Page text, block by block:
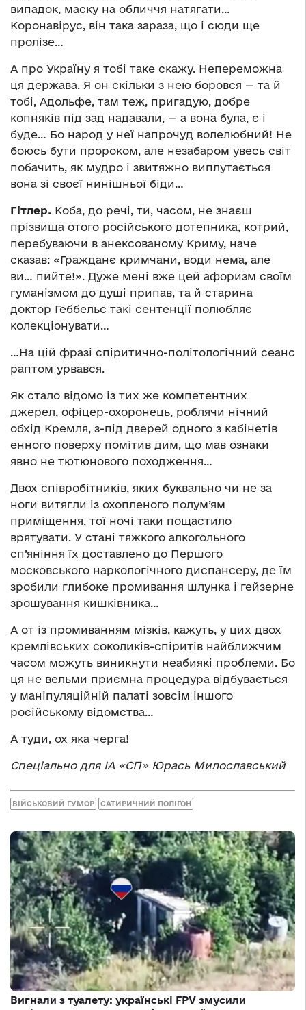
випадок, маску на обличчя натягати…
Коронавірус, він така зараза, що і сюди ще
пролізе…
А про Україну я тобі таке скажу. Непереможна
ця держава. Я он скільки з нею боровся — та й
тобі, Адольфе, там теж, пригадую, добре
копняків під зад надавали, — а вона була, є і
буде… Бо народ у неї напрочуд волелюбний! Не
боюсь бути пророком, але незабаром увесь світ
побачить, як мудро і звитяжно виплутається
вона зі своєї нинішньої біди…
Гітлер. Коба, до речі, ти, часом, не знаєш
прізвища отого російського дотепника, котрий,
перебуваючи в анексованому Криму, наче
сказав: «Гражданє кримчани, води нема, але
ви… пийте!». Дуже мені вже цей афоризм своїм
гуманізмом до душі припав, та й старина
доктор Геббельс такі сентенції полюбляє
колекціонувати…
…На цій фразі спіритично-політологічний сеанс
раптом урвався.
Як стало відомо із тих же компетентних
джерел, офіцер-охоронець, роблячи нічний
обхід Кремля, з-під дверей одного з кабінетів
енного поверху помітив дим, що мав ознаки
явно не тютюнового походження…
Двох співробітників, яких буквально чи не за
ноги витягли із охопленого полум’ям
приміщення, тої ночі таки пощастило
врятувати. У стані тяжкого алкогольного
сп’яніння їх доставлено до Першого
московського наркологічного диспансеру, де їм
зробили глибоке промивання шлунка і гейзерне
зрошування кишківника…
А от із промиванням мізків, кажуть, у цих двох
кремлівських соколиків-спіритів найближчим
часом можуть виникнути неабиякі проблеми. Бо
ця не вельми приємна процедура відбувається
у маніпуляційній палаті зовсім іншого
російському відомства…
А туди, ох яка черга!
Спеціально для ІА «СП» Юрась Милославський
ВІЙСЬКОВИЙ ГУМОР САТИРИЧНИЙ ПОЛІГОН
Вигнали з туалету: українські FPV змусили